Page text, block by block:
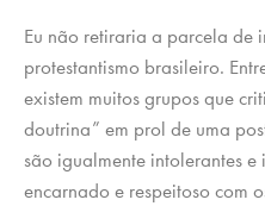
Eu não retiraria a parcela de
protestantismo brasileiro.
existem muitos grupos que
doutrina” em prol de uma
são igualmente intolerantes
encarnado e respeitoso com